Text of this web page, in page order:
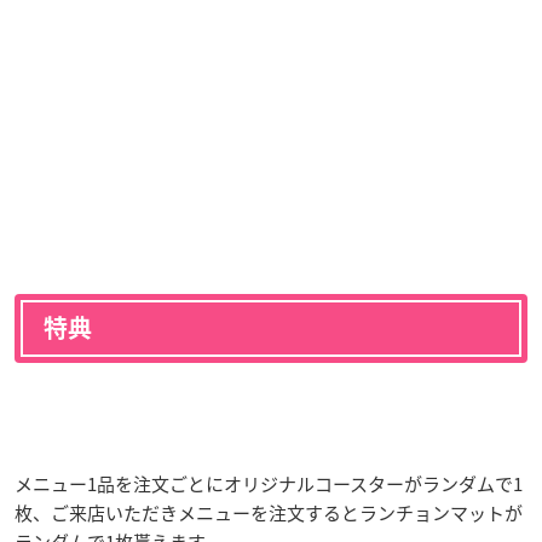
特典
メニュー1品を注文ごとにオリジナルコースターがランダムで1
枚、ご来店いただきメニューを注文するとランチョンマットが